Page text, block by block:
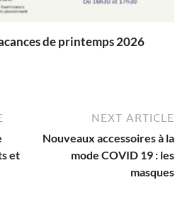
de printemps 2026
et
NEXT ARTICLE
Nouveaux accessoires à la
mode COVID 19 : les
masques